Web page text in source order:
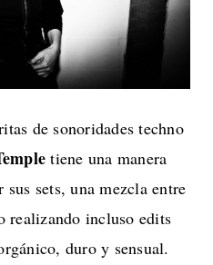
de sonoridades techno
tiene una manera
sets, una mezcla entre
realizando incluso edits
duro y sensual.